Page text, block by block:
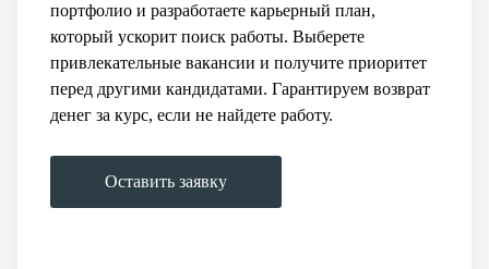
портфолио и разработаете карьерный план,
который ускорит поиск работы. Выберете
привлекательные вакансии и получите приоритет
перед другими кандидатами. Гарантируем возврат
денег за курс, если не найдете работу.
Оставить заявку